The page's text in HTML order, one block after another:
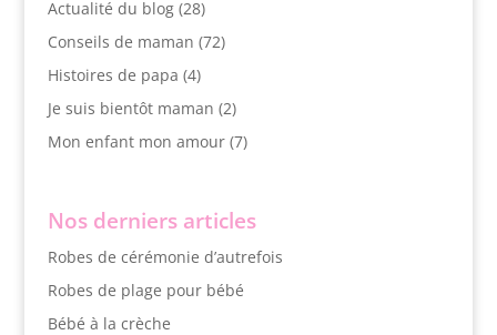
Actualité du blog(28)
Conseils de maman (72)
Histoires de papa (4)
Je suis bientôt maman (2)
Mon enfant mon amour(7)
Nos derniers articles
Robes de cérémonie d’autrefois
Robes de plage pour bébé
Bébé à la crèche